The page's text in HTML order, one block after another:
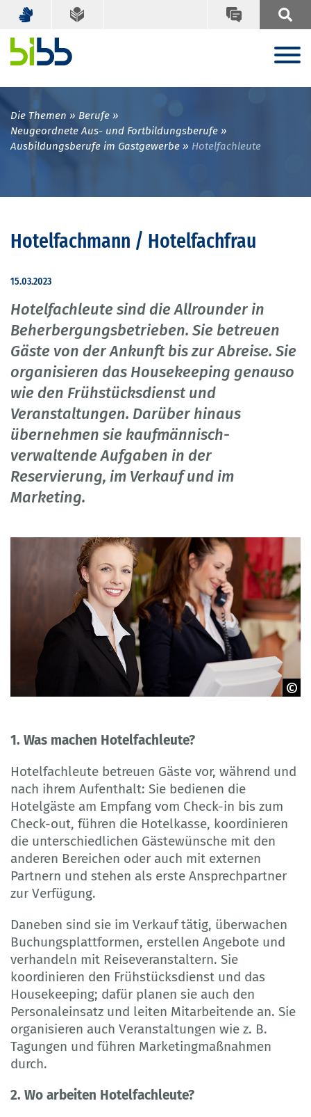
Die Themen
Berufe
Neugeordnete Aus- und Fortbildungsberufe
Ausbildungsberufe im Gastgewerbe
Hotelfachleute
Hotelfachmann / Hotelfachfrau
15.03.2023
Hotelfachleute sind die Allrounder in
Beherbergungsbetrieben. Sie betreuen
Gäste von der Ankunft bis zur Abreise. Sie
organisieren das Housekeeping genauso
wie den Frühstücksdienst und
Veranstaltungen. Darüber hinaus
übernehmen sie kaufmännisch-
verwaltende Aufgaben in der
Reservierung, im Verkauf und im
Marketing.
1. Was machen Hotelfachleute?
Hotelfachleute betreuen Gäste vor, während und
nach ihrem Aufenthalt: Sie bedienen die
Hotelgäste am Empfang vom Check-in bis zum
Check-out, führen die Hotelkasse, koordinieren
die unterschiedlichen Gästewünsche mit den
anderen Bereichen oder auch mit externen
Partnern und stehen als erste Ansprechpartner
zur Verfügung.
Daneben sind sie im Verkauf tätig, überwachen
Buchungsplattformen, erstellen Angebote und
verhandeln mit Reiseveranstaltern. Sie
koordinieren den Frühstücksdienst und das
Housekeeping; dafür planen sie auch den
Personaleinsatz und leiten Mitarbeitende an. Sie
organisieren auch Veranstaltungen wie z. B.
Tagungen und führen Marketingmaßnahmen
durch.
2. Wo arbeiten Hotelfachleute?